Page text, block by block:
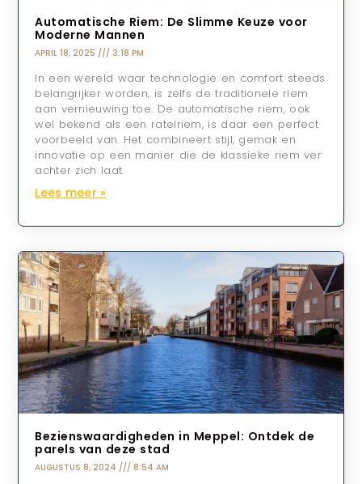
Automatische Riem: De Slimme Keuze voor
Moderne Mannen
APRIL 18, 2025 3:18 PM
In een wereld waar technologie en comfort steeds
belangrijker worden, is zelfs de traditionele riem
aan vernieuwing toe. De automatische riem, ook
wel bekend als een ratelriem, is daar een perfect
voorbeeld van. Het combineert stijl, gemak en
innovatie op een manier die de klassieke riem ver
achter zich laat.
Lees meer »
Bezienswaardigheden in Meppel: Ontdek de
parels van deze stad
AUGUSTUS 8, 2024 8:54 AM